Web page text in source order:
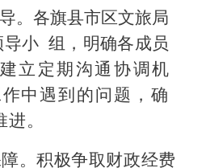
。各旗县市区文旅局
导小 组，明确各成员
立定期沟通协调机
中遇到的问题，确
。
。积极争取财政经费